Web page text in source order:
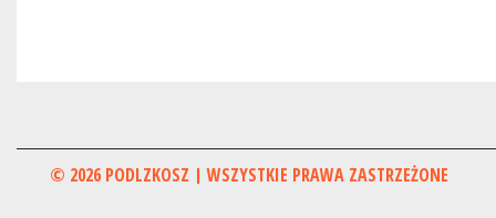
© 2026 PODLZKOSZ | WSZYSTKIE PRAWA ZASTRZEŻONE